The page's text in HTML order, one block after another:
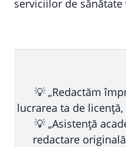
serviciilor de sănătate
💡 „Redactăm
lucrarea ta de
💡 „Asistență
redactare